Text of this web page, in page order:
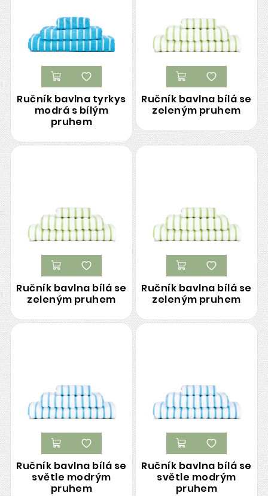
Ručník bavlna tyrkys
modrá s bílým
pruhem
Ručník bavlna bílá se
zeleným pruhem
Ručník bavlna bílá se
zeleným pruhem
Ručník bavlna bílá se
zeleným pruhem
Ručník bavlna bílá se
světle modrým
pruhem
Ručník bavlna bílá se
světle modrým
pruhem